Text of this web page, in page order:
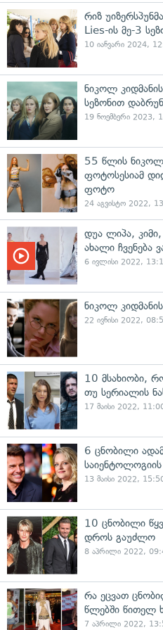
რიზ
Lies-ის მე-3
10 იანვარი 2024,
ნიკოლ
სეზონით
19 ნოემბერი 2023,
55 წლის ნიკოლ
ფოტოსესიამ
ფოტო
24 აგვისტო 2022,
დუა ლიპა,
ახალი ჩვენება
6 ივლისი 2022,
ნიკოლ
22 ივნისი 2022,
10 მსახიობი,
თუ სერიალის
17 მაისი 2022,
6 ცნობილი
13 მაისი 2022,
10 ცნობილი
დროს გაუძლო
8 აპრილი 2022,
რა ეცვათ
წლებში წითელ
7 აპრილი 2022,